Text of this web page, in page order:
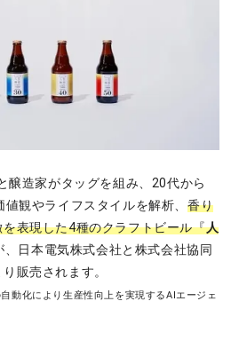
醸造家がタッグを組み、20代から
観やライフスタイルを解析、 香り
表現した4種のクラフトビール『人
、日本電気株式会社と株式会社協同
販売されます。
動化により生産性向上を実現するAIエージェ